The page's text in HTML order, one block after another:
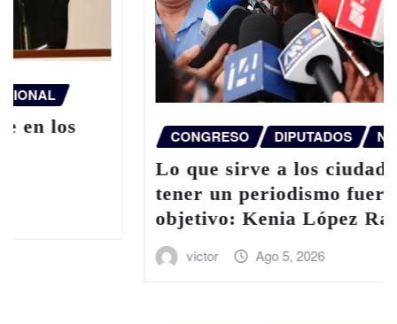
CONGRESO DIPUTADOS NACIONAL
Lo que sirve a los ciudadanos es
tener un periodismo fuerte, libre y
objetivo: Kenia López Rabadán
Ago 5, 2026